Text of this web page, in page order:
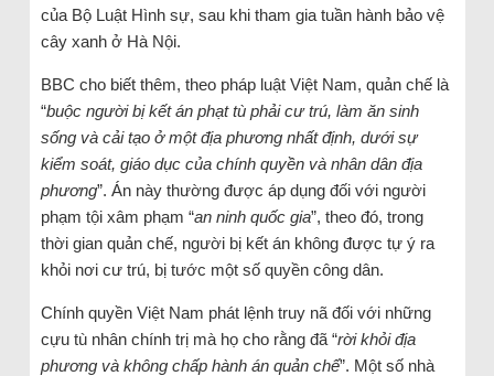
của Bộ Luật Hình sự, sau khi tham gia tuần hành bảo vệ
cây xanh ở Hà Nội.
BBC cho biết thêm, theo pháp luật Việt Nam, quản chế là
“buộc người bị kết án phạt tù phải cư trú, làm ăn sinh
sống và cải tạo ở một địa phương nhất định, dưới sự
kiểm soát, giáo dục của chính quyền và nhân dân địa
phương”. Án này thường được áp dụng đối với người
phạm tội xâm phạm “an ninh quốc gia”, theo đó, trong
thời gian quản chế, người bị kết án không được tự ý ra
khỏi nơi cư trú, bị tước một số quyền công dân.
Chính quyền Việt Nam phát lệnh truy nã đối với những
cựu tù nhân chính trị mà họ cho rằng đã “rời khỏi địa
phương và không chấp hành án quản chế”. Một số nhà